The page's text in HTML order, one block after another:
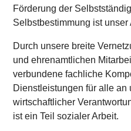
Förderung der
Selbstbestimmung ist unser
Durch unsere breite
und ehrenamtlichen
verbundene fachliche
Dienstleistungen für alle an
wirtschaftlicher
ist ein Teil sozialer Arbeit.